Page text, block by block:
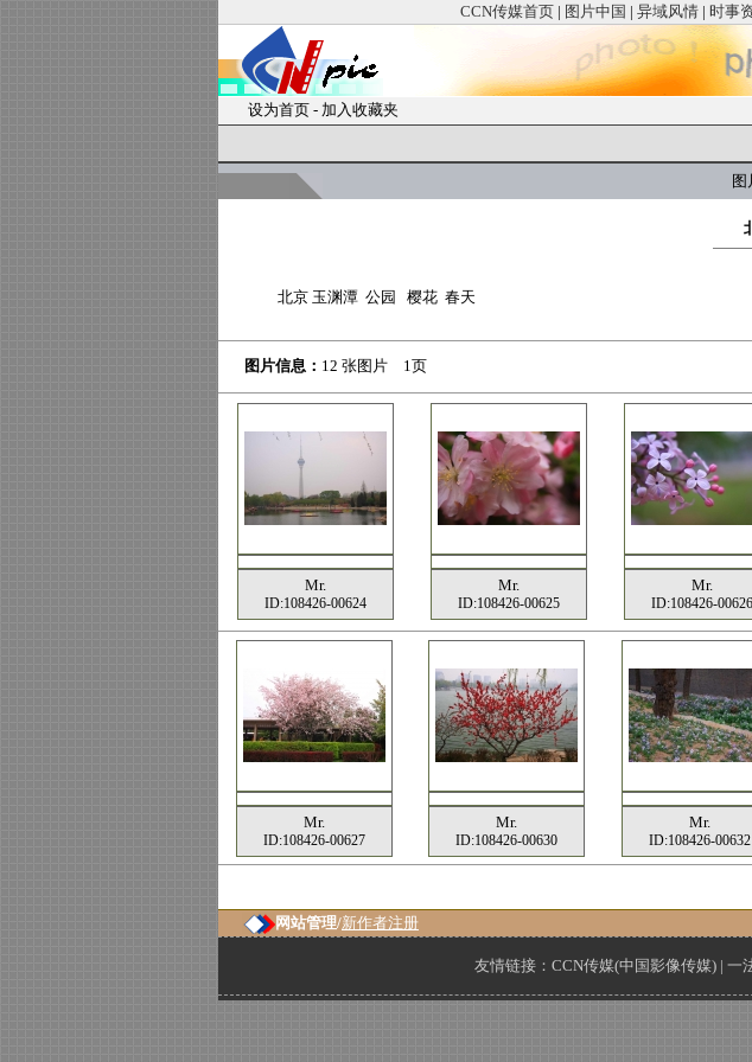
CCN传媒首页 | 图片中国 | 异域风情 | 时事
设为首页 - 加入收藏夹
图
北京 玉渊潭 公园 樱花 春天
图片信息： 12 张图片 1页
Mr.
ID:108426-00624
Mr.
ID:108426-00625
Mr.
ID:108426-00626
Mr.
ID:108426-00627
Mr.
ID:108426-00630
Mr.
ID:108426-00632
网站管理/新作者注册
友情链接： CCN传媒(中国影像传媒) | 一